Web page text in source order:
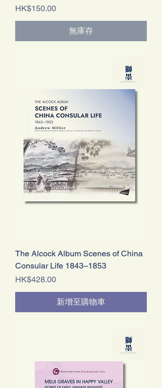
價格
HK$150.00
無庫存
The Alcock Album Scenes of China
Consular Life 1843–1853
價格
HK$428.00
新增至購物車